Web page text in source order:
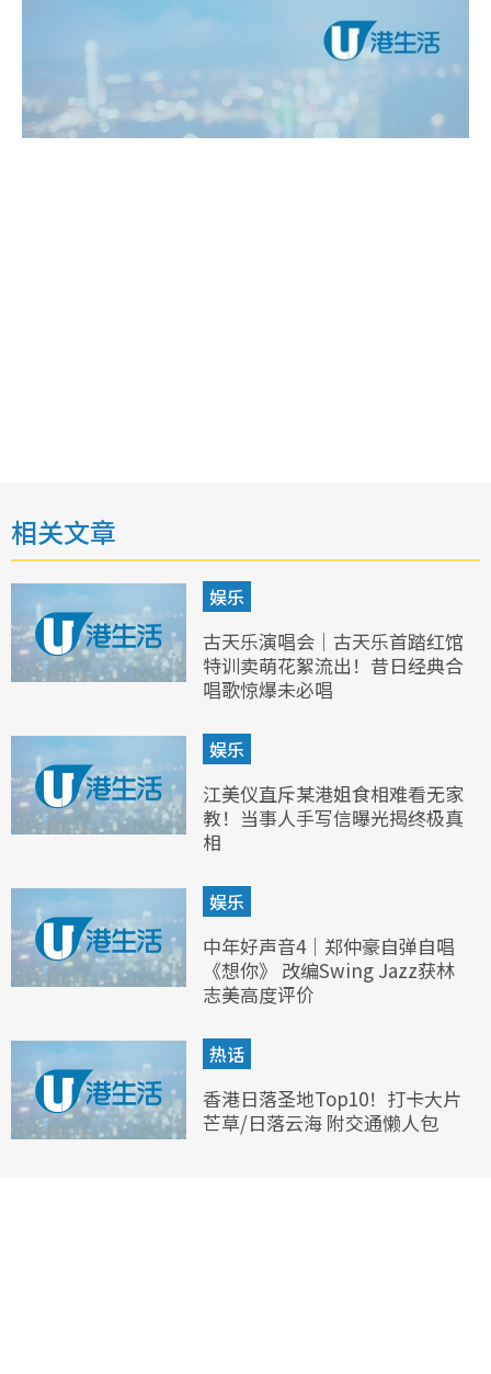
相关文章
娱乐
古天乐演唱会｜古天乐首踏红馆
特训卖萌花絮流出！昔日经典合
唱歌惊爆未必唱
娱乐
江美仪直斥某港姐食相难看无家
教！当事人手写信曝光揭终极真
相
娱乐
中年好声音4｜郑仲豪自弹自唱
《想你》 改编Swing Jazz获林
志美高度评价
热话
香港日落圣地Top10！打卡大片
芒草/日落云海 附交通懒人包